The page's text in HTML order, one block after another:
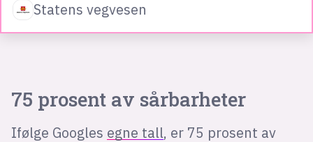
Statens vegvesen
75 prosent av sårbarheter
Ifølge Googles egne tall, er 75 prosent av